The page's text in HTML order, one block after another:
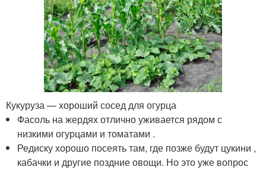
Кукуруза — хороший сосед для огурца
Фасоль на жердях отлично уживается рядом с
низкими огурцами и томатами .
Редиску хорошо посеять там, где позже будут цукини ,
кабачки и другие поздние овощи. Но это уже вопрос